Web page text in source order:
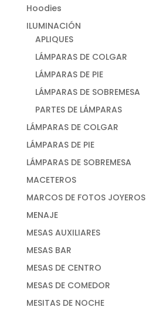
Hoodies
ILUMINACIÓN
APLIQUES
LÁMPARAS DE COLGAR
LÁMPARAS DE PIE
LÁMPARAS DE SOBREMESA
PARTES DE LÁMPARAS
LÁMPARAS DE COLGAR
LÁMPARAS DE PIE
LÁMPARAS DE SOBREMESA
MACETEROS
MARCOS DE FOTOS JOYEROS
MENAJE
MESAS AUXILIARES
MESAS BAR
MESAS DE CENTRO
MESAS DE COMEDOR
MESITAS DE NOCHE